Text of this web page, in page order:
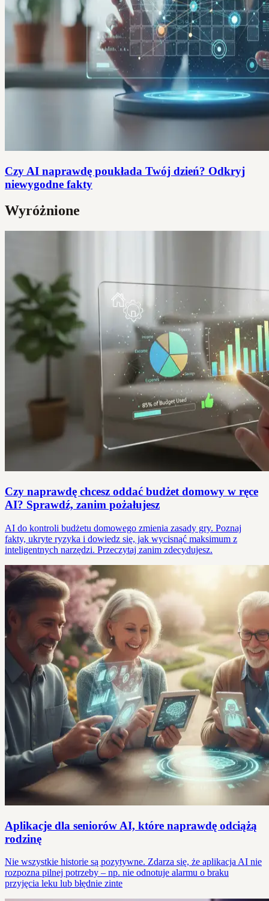
Czy AI naprawdę poukłada Twój dzień? Odkryj
niewygodne fakty
Wyróżnione
Czy naprawdę chcesz oddać budżet domowy w ręce
AI? Sprawdź, zanim pożałujesz
AI do kontroli budżetu domowego zmienia zasady gry. Poznaj
fakty, ukryte ryzyka i dowiedz się, jak wycisnąć maksimum z
inteligentnych narzędzi. Przeczytaj zanim zdecydujesz.
Aplikacje dla seniorów AI, które naprawdę odciążą
rodzinę
Nie wszystkie historie są pozytywne. Zdarza się, że aplikacja AI nie
rozpozna pilnej potrzeby – np. nie odnotuje alarmu o braku
przyjęcia leku lub błędnie zinte